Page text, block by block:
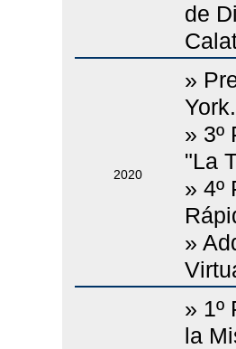
de
2020
»
» 3º
"La
» 4º
»
» 1º
la